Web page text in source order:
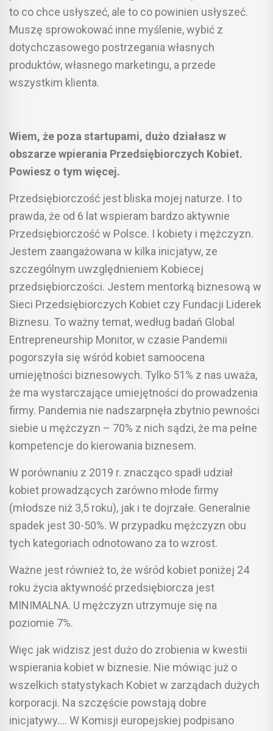
to co chce usłyszeć, ale to co powinien usłyszeć.
Muszę sprowokować inne myślenie, wybić z
dotychczasowego postrzegania własnych
produktów, własnego marketingu, a przede
wszystkim klienta.
Wiem, że poza startupami, dużo działasz w
obszarze wpierania Przedsiębiorczych Kobiet.
Powiesz o tym więcej.
Przedsiębiorczość jest bliska mojej naturze. I to
prawda, że od 6 lat wspieram bardzo aktywnie
Przedsiębiorczość w Polsce. I kobiety i mężczyzn.
Jestem zaangażowana w kilka inicjatyw, ze
szczególnym uwzględnieniem Kobiecej
przedsiębiorczości. Jestem mentorką biznesową w
Sieci Przedsiębiorczych Kobiet czy Fundacji Liderek
Biznesu. To ważny temat, według badań Global
Entrepreneurship Monitor, w czasie Pandemii
pogorszyła się wśród kobiet samoocena
umiejętności biznesowych. Tylko 51% z nas uważa,
że ma wystarczające umiejętności do prowadzenia
firmy. Pandemia nie nadszarpnęła zbytnio pewności
siebie u mężczyzn – 70% z nich sądzi, że ma pełne
kompetencje do kierowania biznesem.
W porównaniu z 2019 r. znacząco spadł udział
kobiet prowadzących zarówno młode firmy
(młodsze niż 3,5 roku), jak i te dojrzałe. Generalnie
spadek jest 30-50%. W przypadku mężczyzn obu
tych kategoriach odnotowano za to wzrost.
Ważne jest również to, że wśród kobiet poniżej 24
roku życia aktywność przedsiębiorcza jest
MINIMALNA. U mężczyzn utrzymuje się na
poziomie 7%.
Więc jak widzisz jest dużo do zrobienia w kwestii
wspierania kobiet w biznesie. Nie mówiąc już o
wszelkich statystykach Kobiet w zarządach dużych
korporacji. Na szczęście powstają dobre
inicjatywy…. W Komisji europejskiej podpisano